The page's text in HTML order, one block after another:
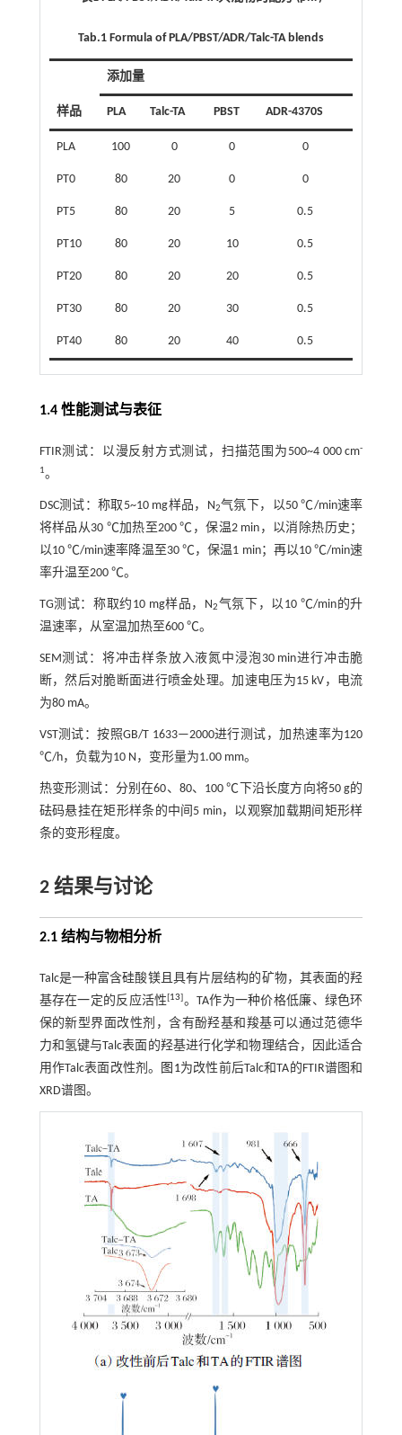
Tab.1 Formula of PLA/PBST/ADR/Talc-TA blends
样品
添加量
PLA Talc-TA PBST ADR-4370S
PLA 100 0 0 0
PT0 80 20 0 0
PT5 80 20 5 0.5
PT10 80 20 10 0.5
PT20 80 20 20 0.5
PT30 80 20 30 0.5
PT40 80 20 40 0.5
1.4 性能测试与表征
FTIR测试：以漫反射方式测试，扫描范围为500~4 000 cm-
1。
DSC测试：称取5~10 mg样品，N2气氛下，以50 ℃/min速率
将样品从30 ℃加热至200 ℃，保温2 min，以消除热历史；
以10 ℃/min速率降温至30 ℃，保温1 min；再以10 ℃/min速
率升温至200 ℃。
TG测试：称取约10 mg样品，N2气氛下，以10 ℃/min的升
温速率，从室温加热至600 ℃。
SEM测试：将冲击样条放入液氮中浸泡30 min进行冲击脆
断，然后对脆断面进行喷金处理。加速电压为15 kV，电流
为80 mA。
VST测试：按照GB/T 1633—2000进行测试，加热速率为120
℃/h，负载为10 N，变形量为1.00 mm。
热变形测试：分别在60、80、100 ℃下沿长度方向将50 g的
砝码悬挂在矩形样条的中间5 min，以观察加载期间矩形样
条的变形程度。
2 结果与讨论
2.1 结构与物相分析
Talc是一种富含硅酸镁且具有片层结构的矿物，其表面的羟
基存在一定的反应活性[13]。TA作为一种价格低廉、绿色环
保的新型界面改性剂，含有酚羟基和羧基可以通过范德华
力和氢键与Talc表面的羟基进行化学和物理结合，因此适合
用作Talc表面改性剂。
图1为改性前后Talc和TA的FTIR谱图和
XRD谱图。